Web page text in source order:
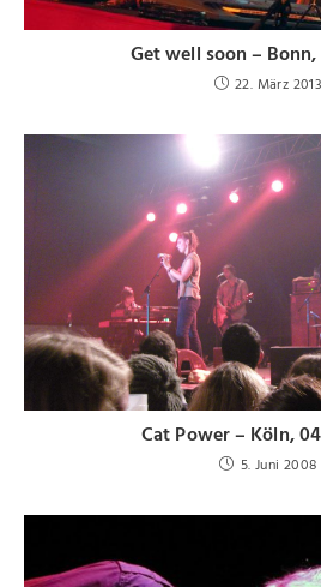
Get well soon – Bonn,
22. März 2013
Cat Power – Köln,
5. Juni 2008